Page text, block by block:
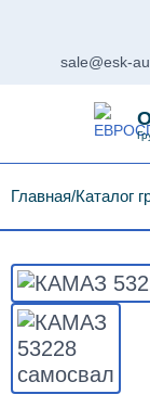
sale@esk-
Главная Каталог